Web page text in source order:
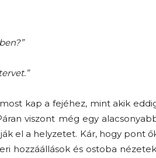
fiatalság
kap a fejéhez, mint akik
viszont még egy
el a helyzetet. Kár, hogy pont
hozzáállások és ostoba